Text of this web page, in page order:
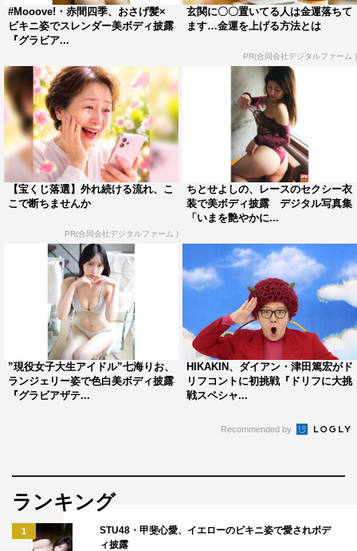
#Mooove!・赤間四季、おさげ髪×
ビキニ姿でスレンダー美ボディ披露
『グラビア...
玄関に〇〇置いてる人は金運落ちて
ます…金運を上げる方法とは
PR(合同会社デジタルファーム )
【宝くじ落選】外れ続ける流れ、こ
こで断ちませんか
PR(合同会社デジタルファーム )
ちとせよしの、レースのセクシー衣
装で美ボディ披露 デジタル写真集
「いまを艶やかに...
”現役女子大生アイドル”七海りお、
ランジェリー姿で色白美ボディ披露
『グラビアザテ...
HIKAKIN、ダイアン・津田篤宏がド
リフコントに初挑戦『ドリフに大挑
戦スペシャ...
Recommended by
ランキング
1
STU48・甲斐心愛、イエローのビキニ姿で愛されボデ
ィ披露